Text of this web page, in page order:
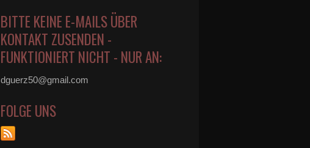
BITTE KEINE E-MAILS ÜBER
KONTAKT ZUSENDEN -
FUNKTIONIERT NICHT - NUR AN:
dguerz50@gmail.com
FOLGE UNS